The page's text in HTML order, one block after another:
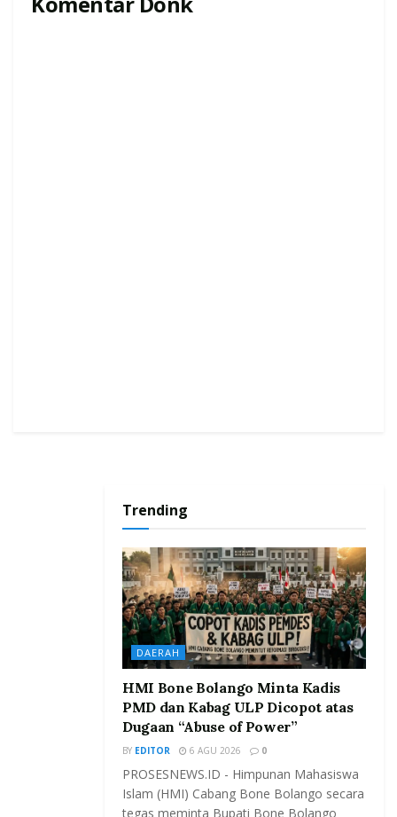
Trending
DAERAH
HMI Bone Bolango Minta Kadis
PMD dan Kabag ULP Dicopot atas
Dugaan “Abuse of Power”
BY EDITOR 6 AGU 2026 0
PROSESNEWS.ID - Himpunan Mahasiswa
Islam (HMI) Cabang Bone Bolango secara
tegas meminta Bupati Bone Bolango